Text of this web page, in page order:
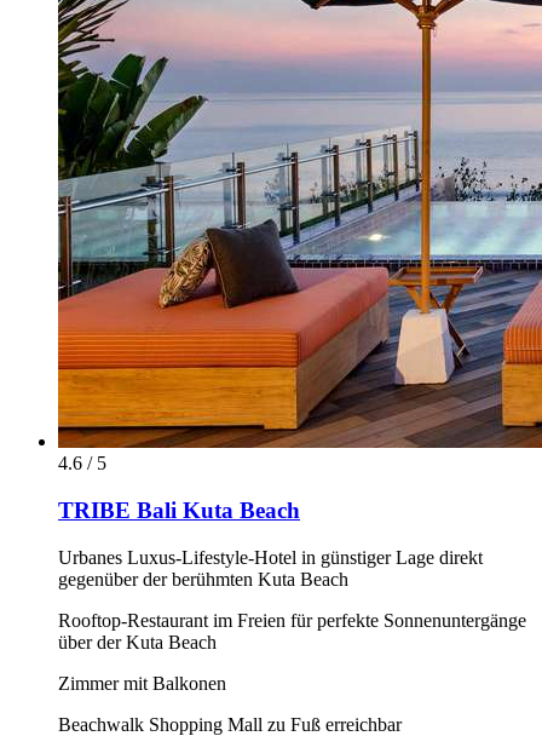
4.6 / 5
TRIBE Bali Kuta Beach
Urbanes Luxus-Lifestyle-Hotel in günstiger Lage direkt
gegenüber der berühmten Kuta Beach
Rooftop-Restaurant im Freien für perfekte Sonnenuntergänge
über der Kuta Beach
Zimmer mit Balkonen
Beachwalk Shopping Mall zu Fuß erreichbar